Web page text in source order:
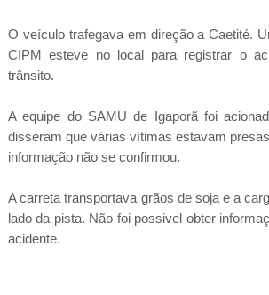
O veículo trafegava em direção a Caetité.
CIPM esteve no local para registrar o
trânsito.
A equipe do SAMU de Igaporã foi
disseram que várias vítimas estavam
informação não se confirmou.
A carreta transportava grãos de soja e a
lado da pista. Não foi possivel obter
acidente.